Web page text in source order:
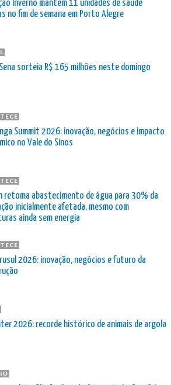
Inverno mantém 11 unidades de saúde
no fim de semana em Porto Alegre
sorteia R$ 165 milhões neste domingo
Summit 2026: inovação, negócios e impacto
no Vale do Sinos
retoma abastecimento de água para 30% da
inicialmente afetada, mesmo com
ainda sem energia
2026: inovação, negócios e futuro da
2026: recorde histórico de animais de argola